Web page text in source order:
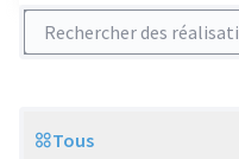
Rechercher des réalisations
Scope
Tous